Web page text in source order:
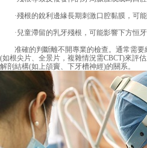
·殘根的銳利邊緣長期刺激口腔黏膜，可能
·兒童滯留的乳牙殘根，可能影響下方恒牙
准確的判斷離不開專業的檢查。通常需要
(如根尖片、全景片，複雜情況需CBCT)來評
解剖結構(如上頜竇、下牙槽神經)的關系。